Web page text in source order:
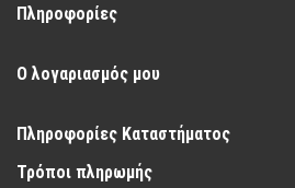
Πληροφορίες
Ο λογαριασμός μου
Πληροφορίες Καταστήματος
Τρόποι πληρωμής